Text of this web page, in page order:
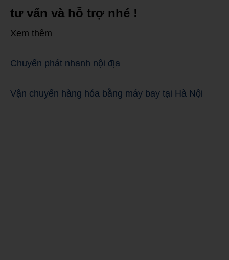
tư vấn và hỗ trợ nhé !
Xem thêm
Chuyển phát nhanh nội địa
Vận chuyển hàng hóa bằng máy bay tại Hà Nội